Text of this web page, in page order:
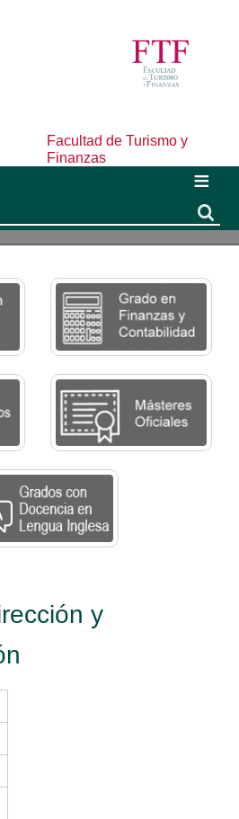
Facultad de Turismo y
Finanzas
y